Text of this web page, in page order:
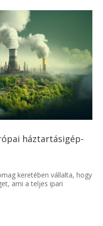
háztartásigép-
keretében vállalta, hogy
ami a teljes ipari